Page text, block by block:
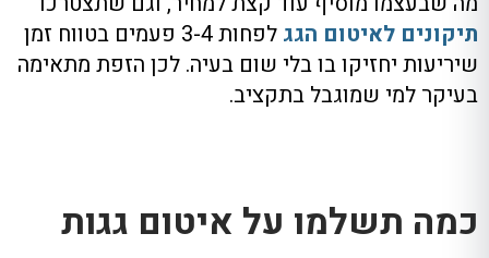
תיקונים לאיטום הגג
לפחות 3-4 פעמים בטווח זמן
שיריעות יחזיקו בו בלי שום בעיה. לכן הזפת מתאימה
בעיקר למי שמוגבל בתקציב.
כמה תשלמו על איטום גגות